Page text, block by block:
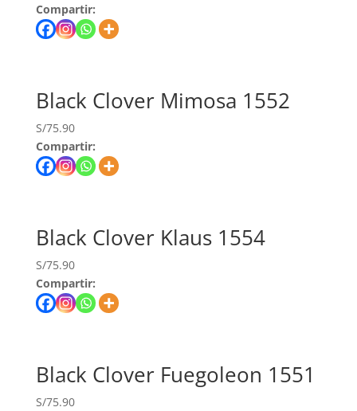
Compartir:
Black Clover Mimosa 1552
S/75.90
Compartir:
Black Clover Klaus 1554
S/75.90
Compartir:
Black Clover Fuegoleon 1551
S/75.90